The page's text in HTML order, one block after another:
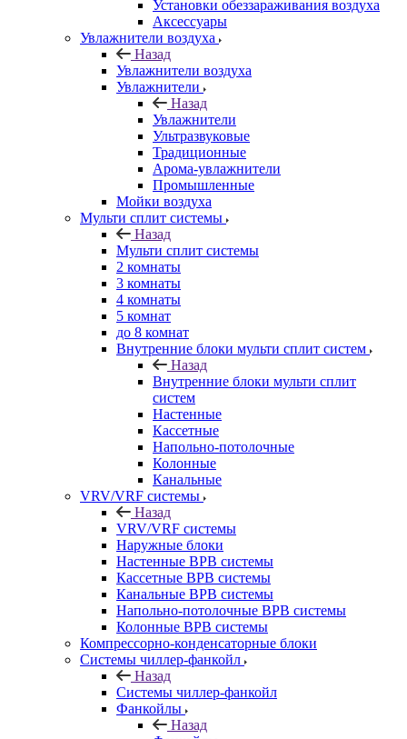
Установки обеззараживания воздуха
Аксессуары
Увлажнители воздуха
Назад
Увлажнители воздуха
Увлажнители
Назад
Увлажнители
Ультразвуковые
Традиционные
Арома-увлажнители
Промышленные
Мойки воздуха
Мульти сплит системы
Назад
Мульти сплит системы
2 комнаты
3 комнаты
4 комнаты
5 комнат
до 8 комнат
Внутренние блоки мульти сплит систем
Назад
Внутренние блоки мульти сплит
систем
Настенные
Кассетные
Напольно-потолочные
Колонные
Канальные
VRV/VRF системы
Назад
VRV/VRF системы
Наружные блоки
Настенные ВРВ системы
Кассетные ВРВ системы
Канальные ВРВ системы
Напольно-потолочные ВРВ системы
Колонные ВРВ системы
Компрессорно-конденсаторные блоки
Системы чиллер-фанкойл
Назад
Системы чиллер-фанкойл
Фанкойлы
Назад